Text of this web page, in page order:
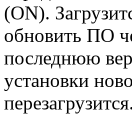
(ON).
обновить ПО
последнюю
установки